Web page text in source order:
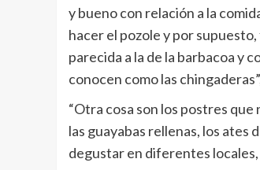
y bueno con relación a la
hacer el pozole y por
parecida a la de la barbacoa y
conocen como las
“Otra cosa son los postres que
las guayabas rellenas, los ates
degustar en diferentes